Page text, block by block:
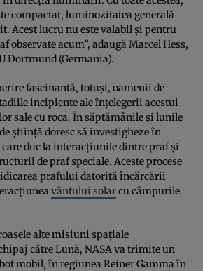
compactat, luminozitatea generală
Acest lucru nu este valabil și pentru
observate acum”, adaugă Marcel Hess,
Dortmund (Germania).
fascinantă, totuși, oamenii de
incipiente ale înțelegerii acestui
sale cu roca. În săptămânile și lunile
știință doresc să investigheze în
duc la interacțiunile dintre praf și
de praf speciale. Aceste procese
prafului datorită încărcării
vântului solarcu câmpurile
alte misiuni spațiale
către Lună, NASA va trimite un
mobil, în regiunea Reiner Gamma în